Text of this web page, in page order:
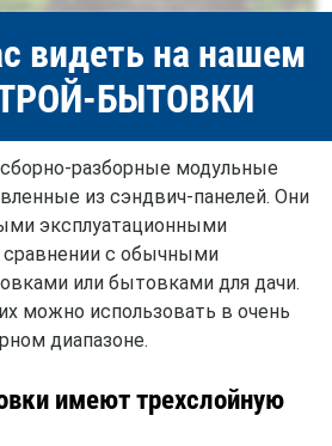
видеть на нашем
БЫТОВКИ
разборные модульные
из сэндвич-панелей. Они
эксплуатационными
сравнении с обычными
или бытовками для дачи.
можно использовать в очень
диапазоне.
имеют трехслойную